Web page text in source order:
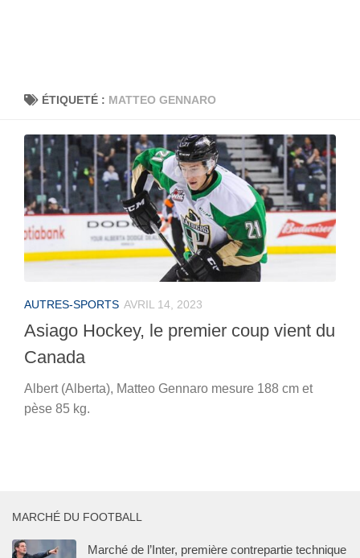
ÉTIQUETÉ : MATTEO GENNARO
AUTRES-SPORTS AVRIL 14, 2023
Asiago Hockey, le premier coup vient du
Canada
Albert (Alberta), Matteo Gennaro mesure 188 cm et
pèse 85 kg.
MARCHÉ DU FOOTBALL
Marché de l’Inter, première contrepartie technique